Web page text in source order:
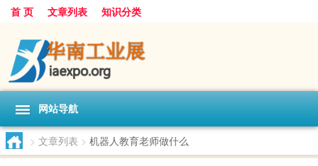
首 页 文章列表 知识分类
网站导航
> 文章列表 > 机器人教育老师做什么